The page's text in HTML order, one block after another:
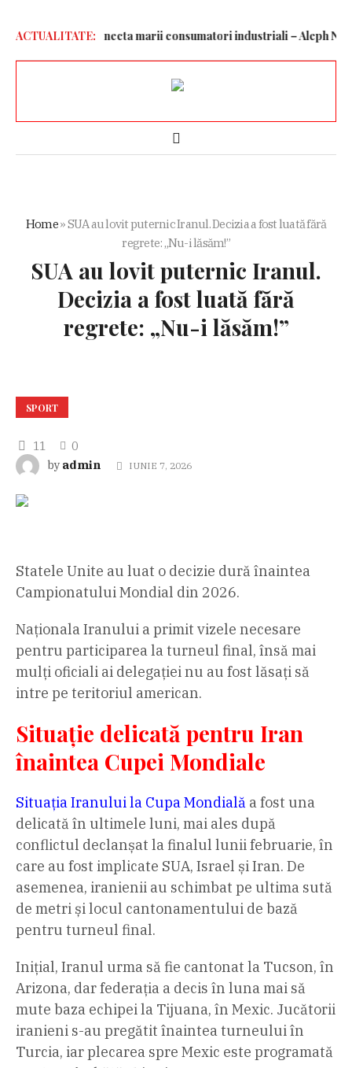
ACTUALITATE:
putea deconecta marii consumatori industriali – Aleph News
Home»SUA au lovit puternic Iranul. Decizia a fost luată fără
regrete: „Nu-i lăsăm!”
SUA au lovit puternic Iranul.
Decizia a fost luată fără
regrete: „Nu-i lăsăm!”
SPORT
11
0
by admin IUNIE 7, 2026
Statele Unite au luat o decizie dură înaintea
Campionatului Mondial din 2026.
Naționala Iranului a primit vizele necesare
pentru participarea la turneul final, însă mai
mulți oficiali ai delegației nu au fost lăsați să
intre pe teritoriul american.
Situație delicată pentru Iran
înaintea Cupei Mondiale
Situația Iranului la Cupa Mondială a fost una
delicată în ultimele luni, mai ales după
conflictul declanșat la finalul lunii februarie, în
care au fost implicate SUA, Israel și Iran. De
asemenea, iranienii au schimbat pe ultima sută
de metri și locul cantonamentului de bază
pentru turneul final.
Inițial, Iranul urma să fie cantonat la Tucson, în
Arizona, dar federația a decis în luna mai să
mute baza echipei la Tijuana, în Mexic. Jucătorii
iranieni s-au pregătit înaintea turneului în
Turcia, iar plecarea spre Mexic este programată